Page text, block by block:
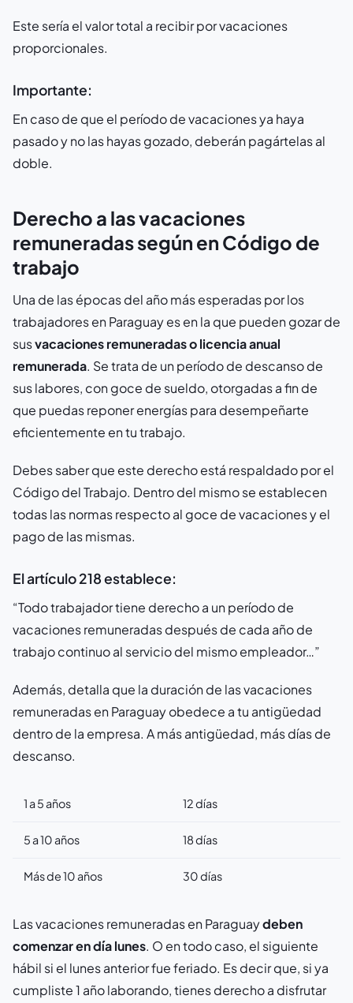
Este sería el valor total a recibir por vacaciones
proporcionales.
Importante:
En caso de que el período de vacaciones ya haya
pasado y no las hayas gozado, deberán pagártelas al
doble.
Derecho a las vacaciones
remuneradas según en Código de
trabajo
Una de las épocas del año más esperadas por los
trabajadores en Paraguay es en la que pueden gozar de
susvacaciones remuneradas o licencia anual
remunerada. Se trata de un período de descanso de
sus labores, con goce de sueldo, otorgadas a fin de
que puedas reponer energías para desempeñarte
eficientemente en tu trabajo.
Debes saber que este derecho está respaldado por el
Código del Trabajo. Dentro del mismo se establecen
todas las normas respecto al goce de vacaciones y el
pago de las mismas.
El artículo 218 establece:
“Todo trabajador tiene derecho a un período de
vacaciones remuneradas después de cada año de
trabajo continuo al servicio del mismo empleador…”
Además, detalla que la duración de las vacaciones
remuneradas en Paraguay obedece a tu antigüedad
dentro de la empresa. A más antigüedad, más días de
descanso.
1 a 5 años 12 días
5 a 10 años 18 días
Más de 10 años 30 días
Las vacaciones remuneradas en Paraguaydeben
comenzar en día lunes. O en todo caso, el siguiente
hábil si el lunes anterior fue feriado. Es decir que, si ya
cumpliste 1 año laborando, tienes derecho a disfrutar